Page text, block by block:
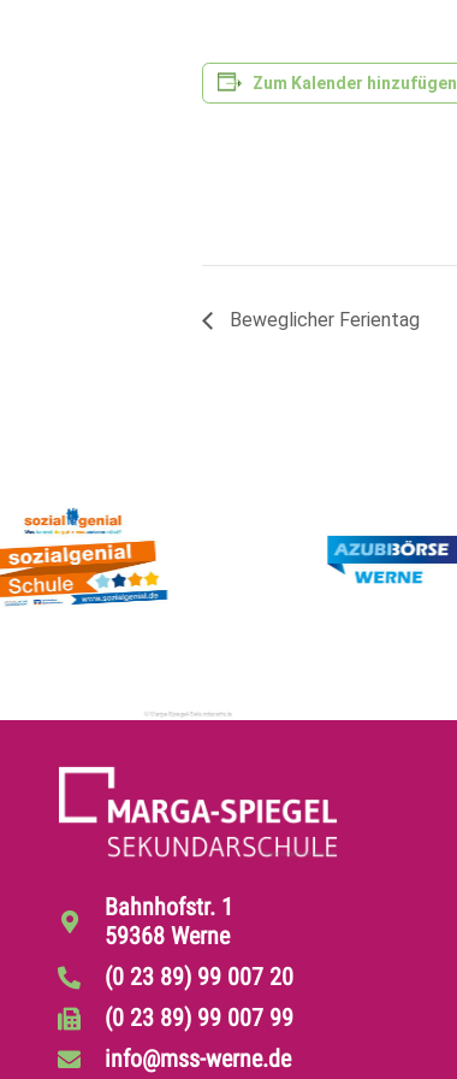
Zum Kalender hinzufügen
Beweglicher Ferientag
Bahnhofstr. 1
59368 Werne
(0 23 89) 99 007 20
(0 23 89) 99 007 99
info@mss-werne.de